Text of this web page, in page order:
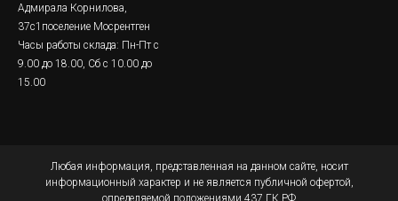
Адмирала Корнилова,
37с1поселение Мосрентген
Часы работы склада: Пн-Пт с
9.00 до 18.00, Сб с 10.00 до
15.00
Любая информация, представленная на данном сайте, носит
информационный характер и не является публичной офертой,